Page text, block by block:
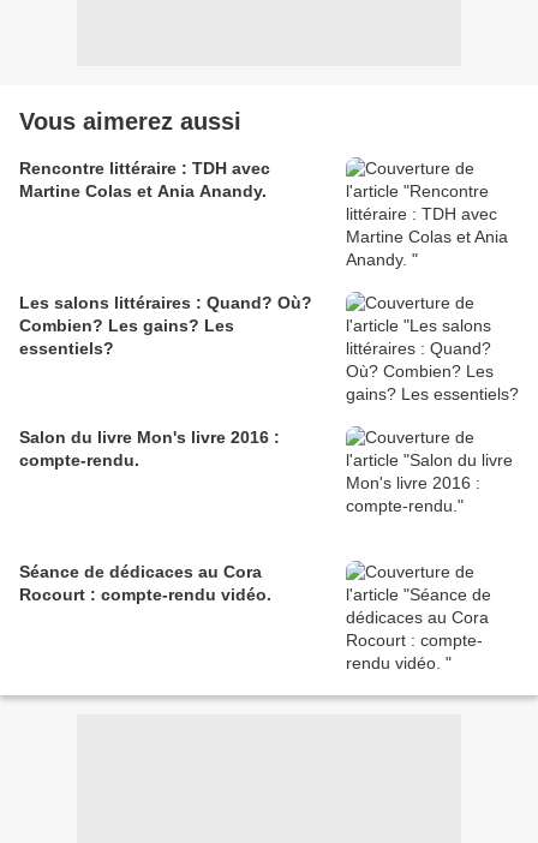
Vous aimerez aussi
Rencontre littéraire : TDH avec
Martine Colas et Ania Anandy.
Les salons littéraires : Quand? Où?
Combien? Les gains? Les
essentiels?
Salon du livre Mon's livre 2016 :
compte-rendu.
Séance de dédicaces au Cora
Rocourt : compte-rendu vidéo.